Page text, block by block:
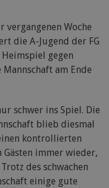
vergangenen Woche
die A-Jugend der FG
gegen
am Ende
schwer ins Spiel. Die
blieb diesmal
kontrollierten
immer wieder,
des schwachen
einige gute